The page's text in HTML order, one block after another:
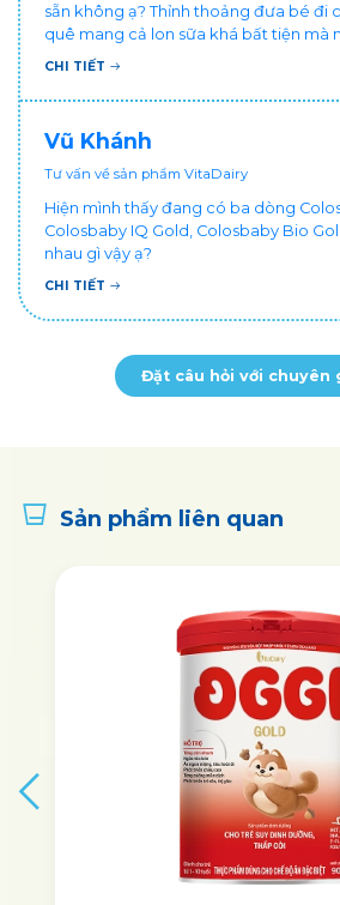
sẵn không ạ? Thỉnh thoảng đưa bé đi
quê mang cả lon sữa khá bất tiện mà
đổi cho bé dùng sữa tươi hộp khác sợ
CHI TIẾT
Vũ Khánh
Tư vấn về sản phẩm VitaDairy
Hiện mình thấy đang có ba dòng
Colosbaby IQ Gold, Colosbaby Bio
nhau gì vậy ạ?
CHI TIẾT
Đặt câu hỏi với chuyên
Sản phẩm liên quan